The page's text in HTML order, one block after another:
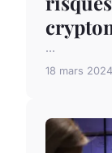
...
18 mars 2024